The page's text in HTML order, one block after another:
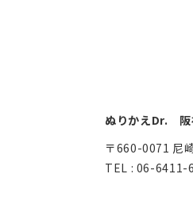
ぬりかえDr. 阪
〒660-0071 尼
TEL : 06-6411-